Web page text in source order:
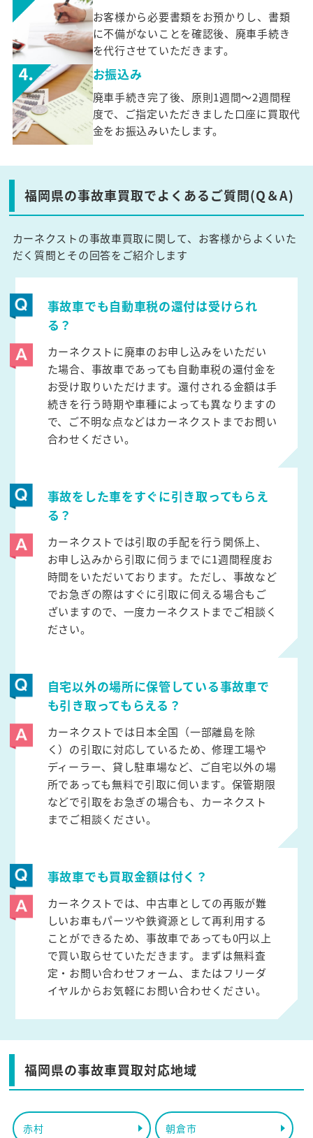
お客様から必要書類をお預かりし、書類
に不備がないことを確認後、廃車手続き
を代行させていただきます。
お振込み
廃車手続き完了後、原則1週間～2週間程
度で、ご指定いただきました口座に買取代
金をお振込みいたします。
福岡県の事故車買取でよくあるご質問(Q＆A)
カーネクストの事故車買取に関して、お客様からよくいた
だく質問とその回答をご紹介します
事故車でも自動車税の還付は受けられ
る？
カーネクストに廃車のお申し込みをいただい
た場合、事故車であっても自動車税の還付金を
お受け取りいただけます。還付される金額は手
続きを行う時期や車種によっても異なりますの
で、ご不明な点などはカーネクストまでお問い
合わせください。
事故をした車をすぐに引き取ってもらえ
る？
カーネクストでは引取の手配を行う関係上、
お申し込みから引取に伺うまでに1週間程度お
時間をいただいております。ただし、事故など
でお急ぎの際はすぐに引取に伺える場合もご
ざいますので、一度カーネクストまでご相談く
ださい。
自宅以外の場所に保管している事故車で
も引き取ってもらえる？
カーネクストでは日本全国（一部離島を除
く）の引取に対応しているため、修理工場や
ディーラー、貸し駐車場など、ご自宅以外の場
所であっても無料で引取に伺います。保管期限
などで引取をお急ぎの場合も、カーネクスト
までご相談ください。
事故車でも買取金額は付く？
カーネクストでは、中古車としての再販が難
しいお車もパーツや鉄資源として再利用する
ことができるため、事故車であっても0円以上
で買い取らせていただきます。まずは無料査
定・お問い合わせフォーム、またはフリーダ
イヤルからお気軽にお問い合わせください。
福岡県の事故車買取対応地域
赤村 朝倉市